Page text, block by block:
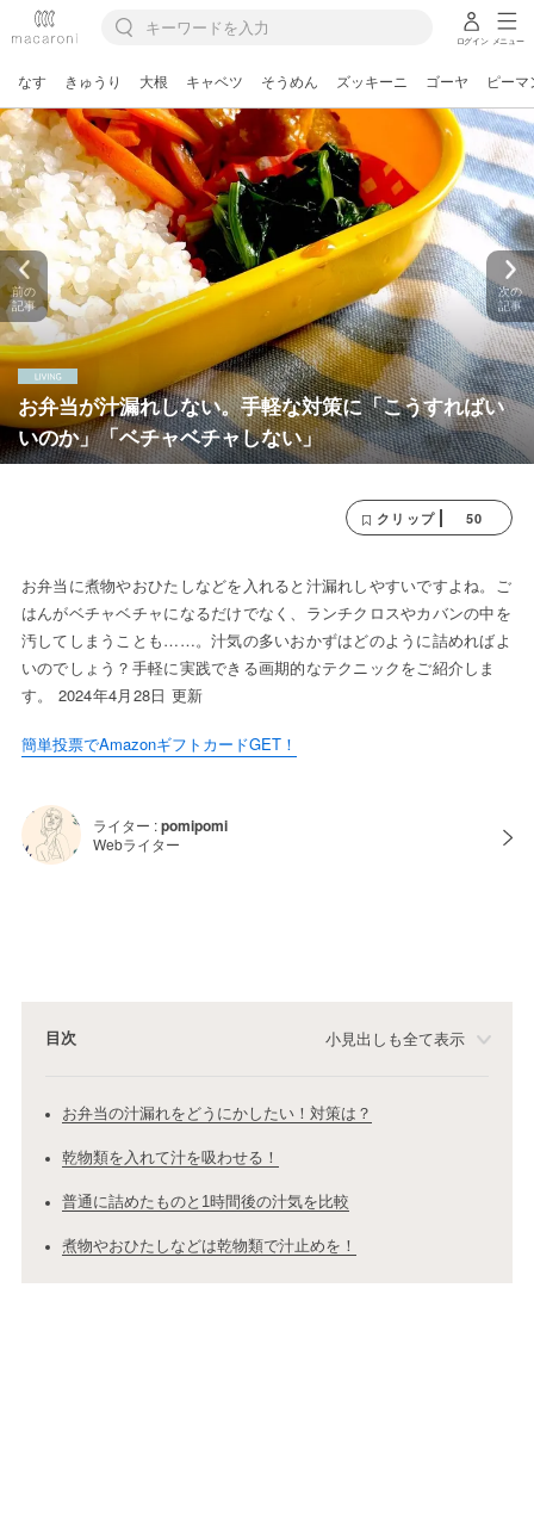
ログイン メニュー
なす きゅうり 大根 キャベツ そうめん ズッキーニ ゴーヤ ピーマ
お弁当が汁漏れしない。手軽な対策に「こうすればい
いのか」「ベチャベチャしない」
前の
記事
次の
記事
クリップ 50
お弁当に煮物やおひたしなどを入れると汁漏れしやすいですよね。ご
はんがベチャベチャになるだけでなく、ランチクロスやカバンの中を
汚してしまうことも……。汁気の多いおかずはどのように詰めればよ
いのでしょう？手軽に実践できる画期的なテクニックをご紹介しま
す。 2024年4月28日 更新
簡単投票でAmazonギフトカードGET！
ライター :pomipomi
Webライター
目次 小見出しも全て表示
お弁当の汁漏れをどうにかしたい！対策は？
乾物類を入れて汁を吸わせる！
普通に詰めたものと1時間後の汁気を比較
煮物やおひたしなどは乾物類で汁止めを！